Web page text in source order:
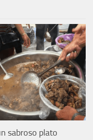
sabroso plato